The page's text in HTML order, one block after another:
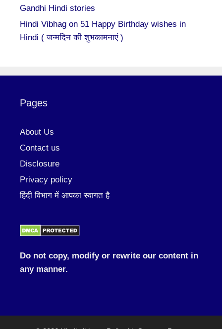
Gandhi Hindi stories
Hindi Vibhag on 51 Happy Birthday wishes in
Hindi ( जन्मदिन की शुभकामनाएं )
Pages
About Us
Contact us
Disclosure
Privacy policy
हिंदी विभाग में आपका स्वागत है
Do not copy, modify or rewrite our content in
any manner.